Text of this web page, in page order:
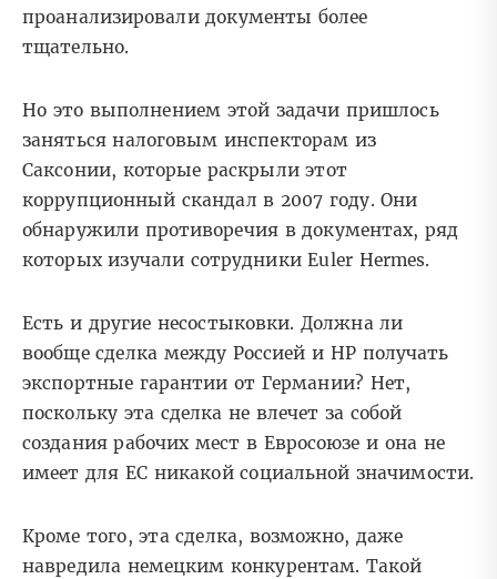
проанализировали документы более
тщательно.
Но это выполнением этой задачи пришлось
заняться налоговым инспекторам из
Саксонии, которые раскрыли этот
коррупционный скандал в 2007 году. Они
обнаружили противоречия в документах, ряд
которых изучали сотрудники Euler Hermes.
Есть и другие несостыковки. Должна ли
вообще сделка между Россией и HP получать
экспортные гарантии от Германии? Нет,
поскольку эта сделка не влечет за собой
создания рабочих мест в Евросоюзе и она не
имеет для ЕС никакой социальной значимости.
Кроме того, эта сделка, возможно, даже
навредила немецким конкурентам. Такой